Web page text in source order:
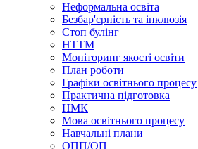
Неформальна освіта
Безбар'єрність та інклюзія
Стоп булінг
НТТМ
Моніторинг якості освіти
План роботи
Графіки освітнього процесу
Практична підготовка
НМК
Мова освiтнього процесу
Навчальнi плани
ОПП/ОП